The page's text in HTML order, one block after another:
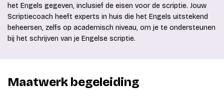
het Engels gegeven, inclusief de eisen voor de scriptie. Jouw
Scriptiecoach heeft experts in huis die het Engels uitstekend
beheersen, zelfs op academisch niveau, om je te ondersteunen
bij het schrijven van je Engelse scriptie.
Maatwerk begeleiding